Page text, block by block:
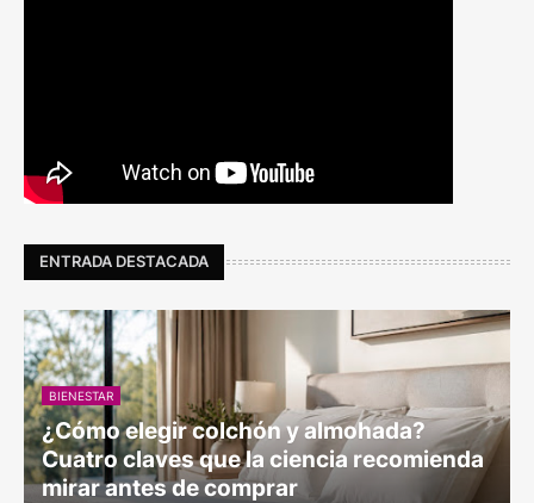
ENTRADA DESTACADA
BIENESTAR
¿Cómo elegir colchón y almohada?
Cuatro claves que la ciencia recomienda
mirar antes de comprar